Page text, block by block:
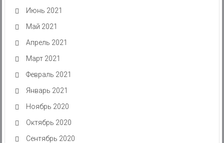
Июнь 2021
Май 2021
Апрель 2021
Март 2021
Февраль 2021
Январь 2021
Ноябрь 2020
Октябрь 2020
Сентябрь 2020